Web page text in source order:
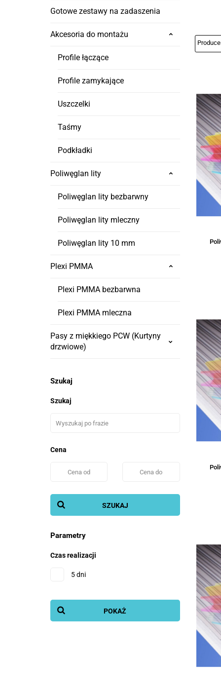
Gotowe zestawy na zadaszenia
Akcesoria do montażu
Profile łączące
Profile zamykające
Uszczelki
Taśmy
Podkładki
Poliwęglan lity
Poliwęglan lity bezbarwny
Poliwęglan lity mleczny
Poliwęglan lity 10 mm
Plexi PMMA
Plexi PMMA bezbarwna
Plexi PMMA mleczna
Pasy z miękkiego PCW (Kurtyny
drzwiowe)
Szukaj
Szukaj
Cena
SZUKAJ
Parametry
Czas realizacji
5 dni
POKAŻ